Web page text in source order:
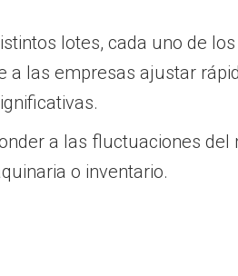
lotes, cada uno de
a las empresas ajustar
a las fluctuaciones
o inventario.